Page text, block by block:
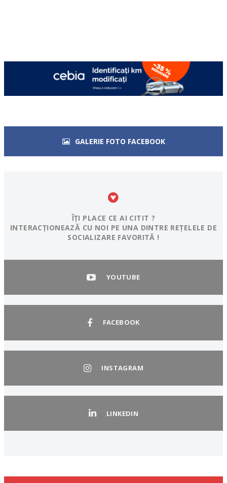
GALERIE FOTO FACEBOOK
ÎȚI PLACE CE AI CITIT ?
INTERACȚIONEAZĂ CU NOI PE UNA DINTRE REȚELELE DE
SOCIALIZARE FAVORITĂ !
YOUTUBE
FACEBOOK
INSTAGRAM
LINKEDIN